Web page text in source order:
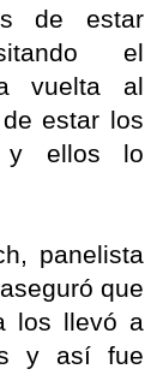
de estar
el
vuelta al
estar los
y ellos lo
panelista
que
los llevó a
y así fue